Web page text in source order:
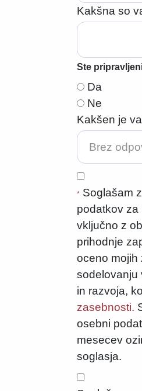
Kakšna so
Ste
Da
Ne
Kakšen je
* Soglašam
podatkov za
vključno z
prihodnje
oceno mojih
sodelovanju
in razvoja,
zasebnosti.
osebni
mesecev
soglasja.